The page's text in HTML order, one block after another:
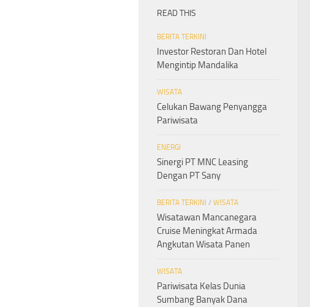
READ THIS
BERITA TERKINI
Investor Restoran Dan Hotel
Mengintip Mandalika
WISATA
Celukan Bawang Penyangga
Pariwisata
ENERGI
Sinergi PT MNC Leasing
Dengan PT Sany
BERITA TERKINI / WISATA
Wisatawan Mancanegara
Cruise Meningkat Armada
Angkutan Wisata Panen
WISATA
Pariwisata Kelas Dunia
Sumbang Banyak Dana